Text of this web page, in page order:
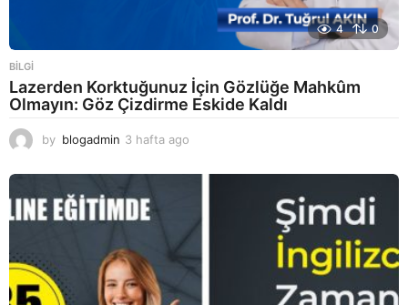
4 0
BILGI
Lazerden Korktuğunuz İçin Gözlüğe Mahkûm
Olmayın: Göz Çizdirme Eskide Kaldı
by blogadmin 3 hafta ago
a
g
o